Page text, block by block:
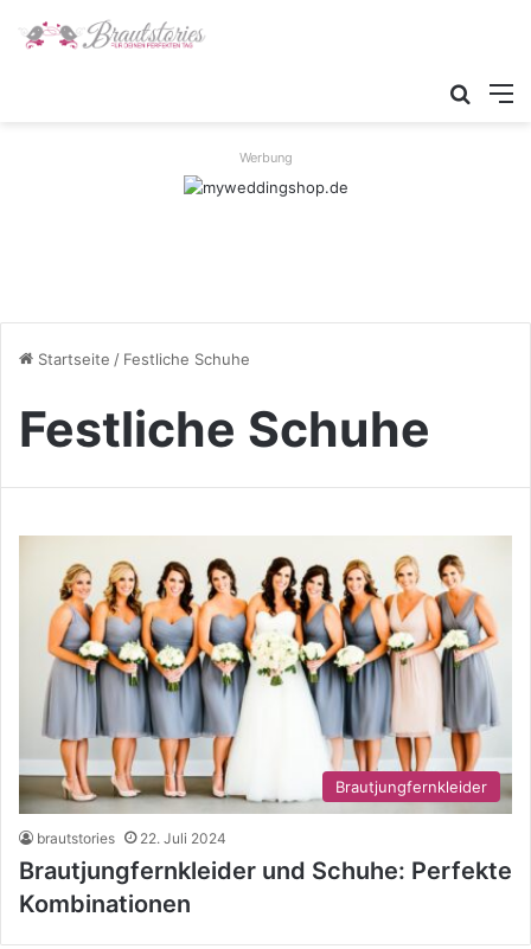
Werbung
Startseite / Festliche Schuhe
Festliche Schuhe
Brautjungfernkleider
brautstories 22. Juli 2024
Brautjungfernkleider und Schuhe: Perfekte
Kombinationen